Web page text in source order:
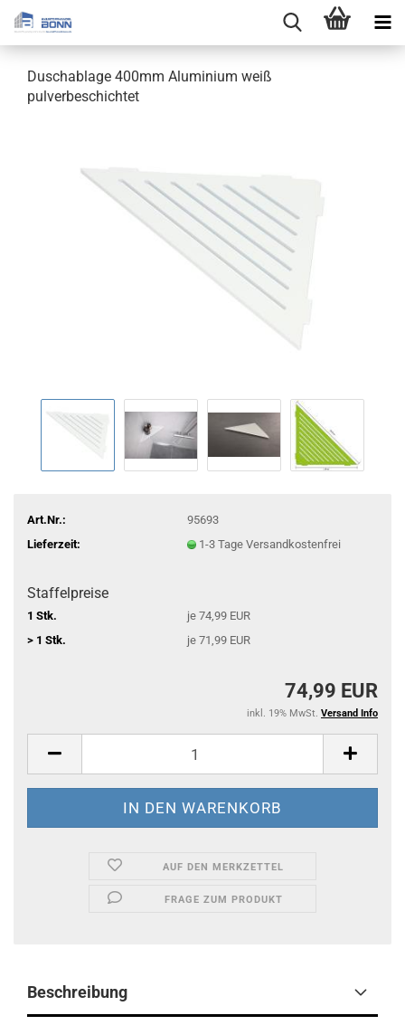
Duschablage 400mm Aluminium weiß
pulverbeschichtet
Art.Nr.:
95693
Lieferzeit:
1-3 Tage Versandkostenfrei
Staffelpreise
1 Stk.
je 74,99 EUR
> 1 Stk.
je 71,99 EUR
74,99 EUR
inkl. 19% MwSt. Versand Info
AUF DEN MERKZETTEL
FRAGE ZUM PRODUKT
Beschreibung